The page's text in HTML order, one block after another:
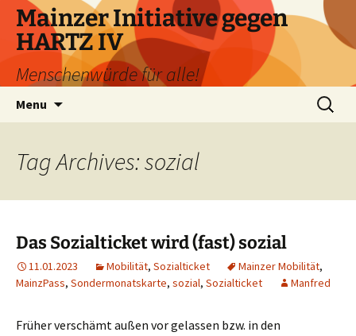
Skip
content
Mainzer Initiative gegen
HARTZ IV
Menschenwürde für alle!
Menu
Search
for:
Tag Archives: sozial
Das Sozialticket wird (fast) sozial
11.01.2023 Mobilität, Sozialticket Mainzer Mobilität,
MainzPass, Sondermonatskarte, sozial, Sozialticket Manfred
Früher verschämt außen vor gelassen bzw. in den